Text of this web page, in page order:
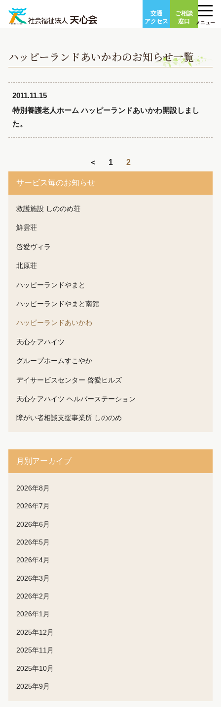
content
交通
アクセス
ご相談
窓口
メニュー
ハッピーランドあいかわのお知らせ一覧
2011.11.15
特別養護老人ホーム ハッピーランドあいかわ開設しまし
た。
＜ 1 2
サービス毎のお知らせ
救護施設 しののめ荘
鮮雲荘
啓愛ヴィラ
北原荘
ハッピーランドやまと
ハッピーランドやまと南館
ハッピーランドあいかわ
天心ケアハイツ
グループホームすこやか
デイサービスセンター 啓愛ヒルズ
天心ケアハイツ ヘルパーステーション
障がい者相談支援事業所 しののめ
月別アーカイブ
2026年8月
2026年7月
2026年6月
2026年5月
2026年4月
2026年3月
2026年2月
2026年1月
2025年12月
2025年11月
2025年10月
2025年9月